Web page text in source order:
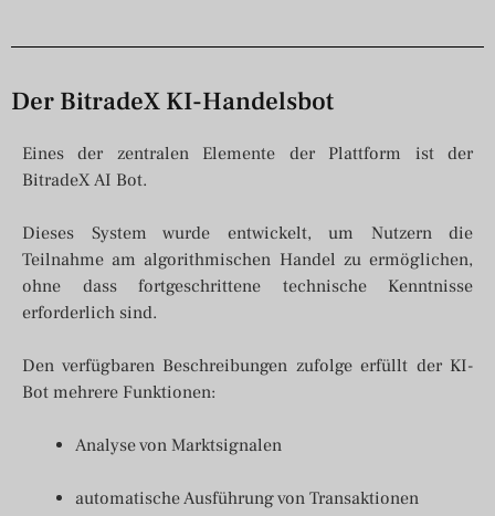
Der BitradeX KI-Handelsbot
Eines der zentralen Elemente der Plattform ist der
BitradeX AI Bot.
Dieses System wurde entwickelt, um Nutzern die
Teilnahme am algorithmischen Handel zu ermöglichen,
ohne dass fortgeschrittene technische Kenntnisse
erforderlich sind.
Den verfügbaren Beschreibungen zufolge erfüllt der KI-
Bot mehrere Funktionen:
Analyse von Marktsignalen
automatische Ausführung von Transaktionen